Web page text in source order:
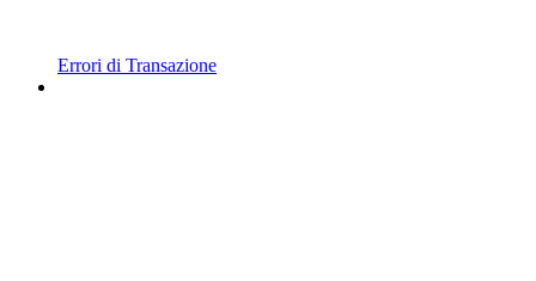
Errori di Transazione